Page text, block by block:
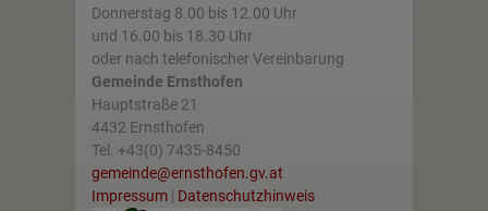
Donnerstag 8.00 bis 12.00 Uhr
und 16.00 bis 18.30 Uhr
oder nach telefonischer Vereinbarung
Gemeinde Ernsthofen
Hauptstraße 21
4432 Ernsthofen
Tel. +43(0) 7435-8450
gemeinde@ernsthofen.gv.at
Impressum | Datenschutzhinweis